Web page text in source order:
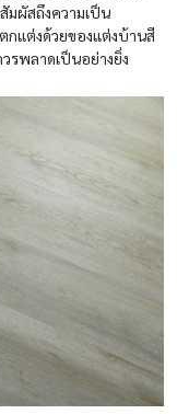
มผัสถึงความเป็น
กแต่งด้วยของแต่งบ้านสี
รพลาดเป็นอย่างยิ่ง